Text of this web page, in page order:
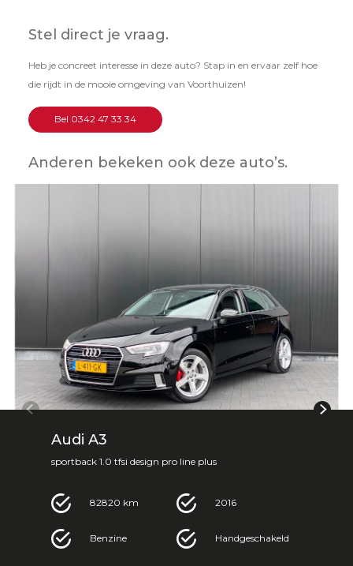
Stel direct je vraag.
Heb je concreet interesse in deze auto? Stap in en ervaar zelf hoe
die rijdt in de mooie omgeving van Voorthuizen!
Bel 0342 47 33 34
Anderen bekeken ook deze auto’s.
Audi A3
sportback 1.0 tfsi design pro line plus
82820 km 2016
Benzine Handgeschakeld